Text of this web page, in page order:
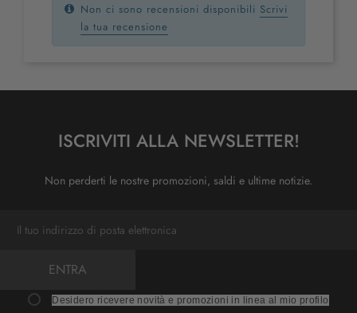
Non ci sono recensioni disponibili Scrivi
la tua recensione
ISCRIVITI ALLA NEWSLETTER!
Non perderti le nostre promozioni, saldi e ultime notizie.
ENTRA
Desidero ricevere novità e promozioni in linea al mio profilo